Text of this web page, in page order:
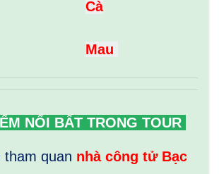
Cà
Mau
NỔI BẤT TRONG TOUR
tham quan nhà công tử Bạc